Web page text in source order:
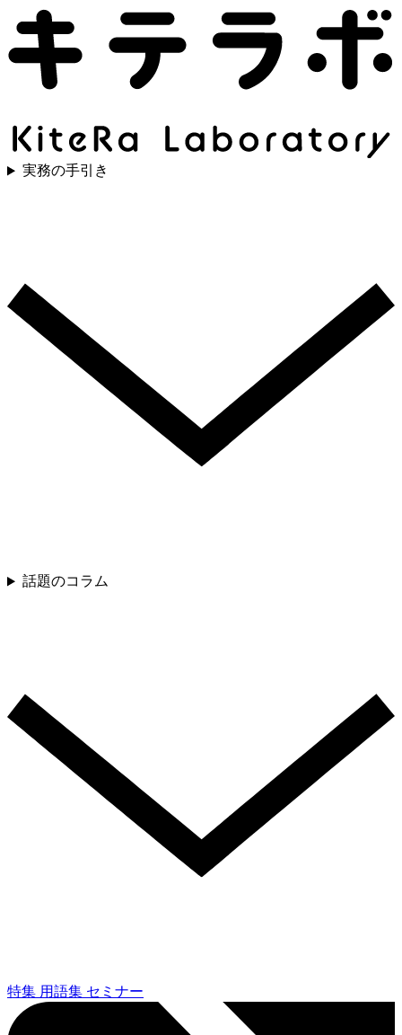
実務の手引き
話題のコラム
特集 用語集 セミナー